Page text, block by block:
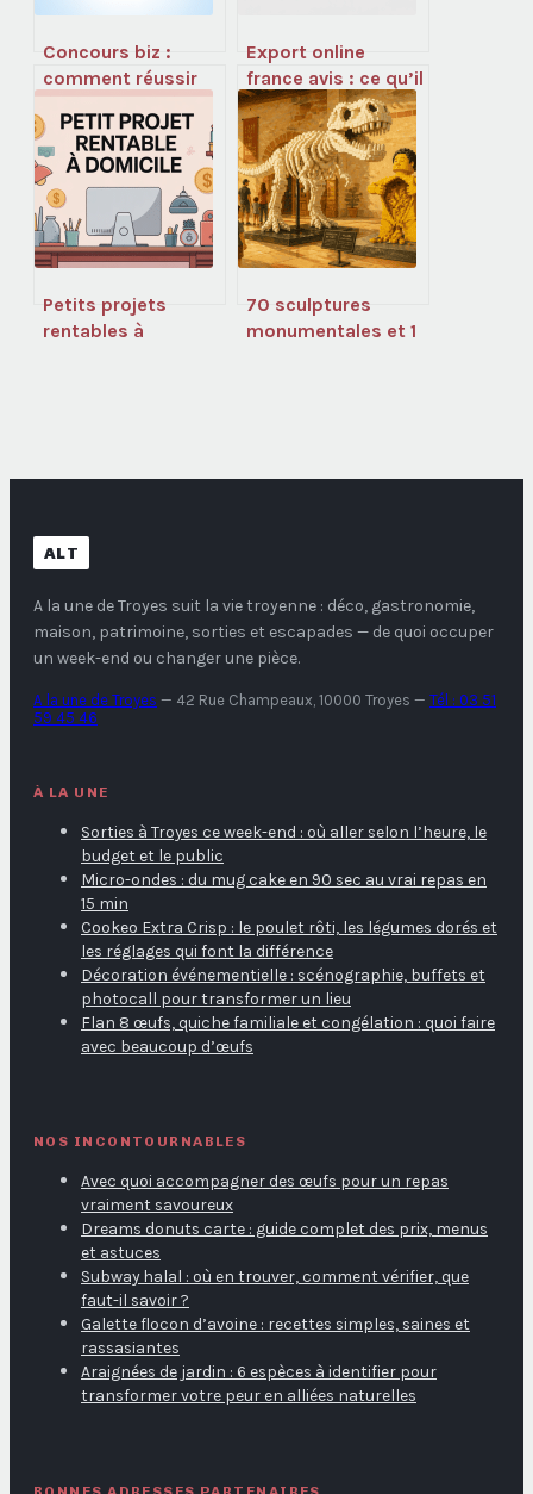
Concours biz :
comment réussir
intégrer une école
de commerce
Export online
france avis : ce qu’il
faut vraiment
savoir avant de se
lancer
Petits projets
rentables à
70 sculptures
monumentales et 1
ALT
A la une de Troyes suit la vie troyenne : déco, gastronomie,
maison, patrimoine, sorties et escapades — de quoi occuper
un week-end ou changer une pièce.
A la une de Troyes — 42 Rue Champeaux, 10000 Troyes — Tél : 03 51
59 45 46
À LA UNE
Sorties à Troyes ce week-end : où aller selon l’heure, le
budget et le public
Micro-ondes : du mug cake en 90 sec au vrai repas en
15 min
Cookeo Extra Crisp : le poulet rôti, les légumes dorés et
les réglages qui font la différence
Décoration événementielle : scénographie, buffets et
photocall pour transformer un lieu
Flan 8 œufs, quiche familiale et congélation : quoi faire
avec beaucoup d’œufs
NOS INCONTOURNABLES
Avec quoi accompagner des œufs pour un repas
vraiment savoureux
Dreams donuts carte : guide complet des prix, menus
et astuces
Subway halal : où en trouver, comment vérifier, que
faut-il savoir ?
Galette flocon d’avoine : recettes simples, saines et
rassasiantes
Araignées de jardin : 6 espèces à identifier pour
transformer votre peur en alliées naturelles